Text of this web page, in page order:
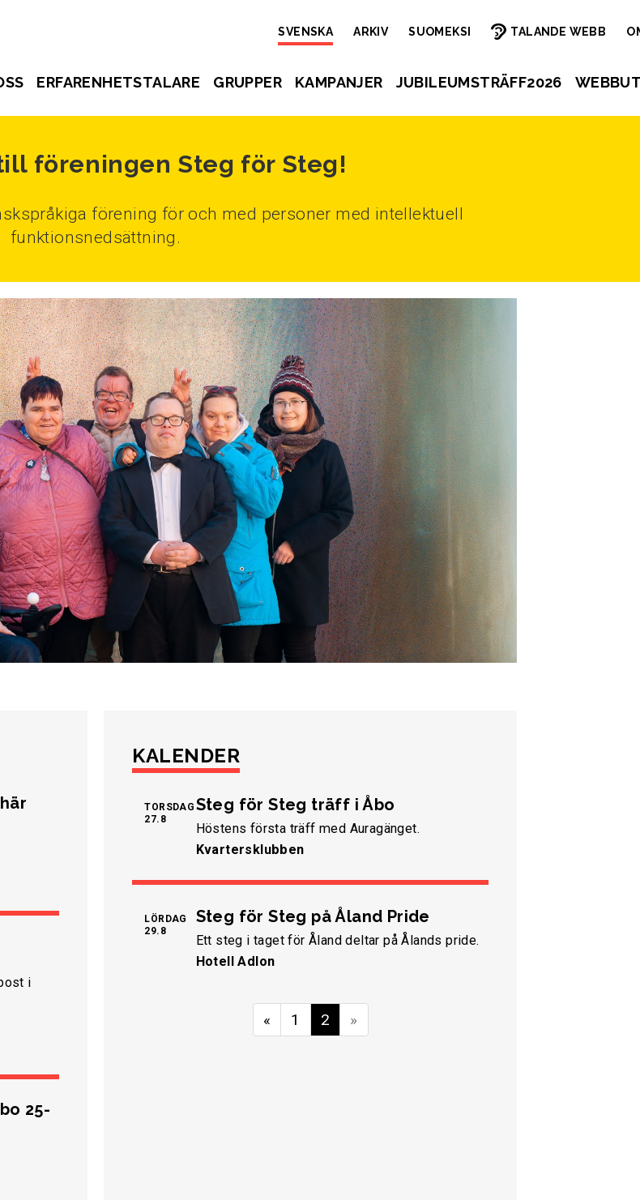
SVENSKA ARKIV SUOMEKSI TALANDE WEBB
ERFARENHETSTALARE GRUPPER KAMPANJER JUBILEUMSTRÄFF2026
föreningen Steg för Steg!
förening för och med personer med intellektuell
funktionsnedsättning.
i
25-
KALENDER
TORSDAG
27.8
Steg för Steg träff i Åbo
Höstens första träff med Auragänget.
Kvartersklubben
LÖRDAG
29.8
Steg för Steg på Åland Pride
Ett steg i taget för Åland deltar på Ålands pride.
Hotell Adlon
« 1 2 »